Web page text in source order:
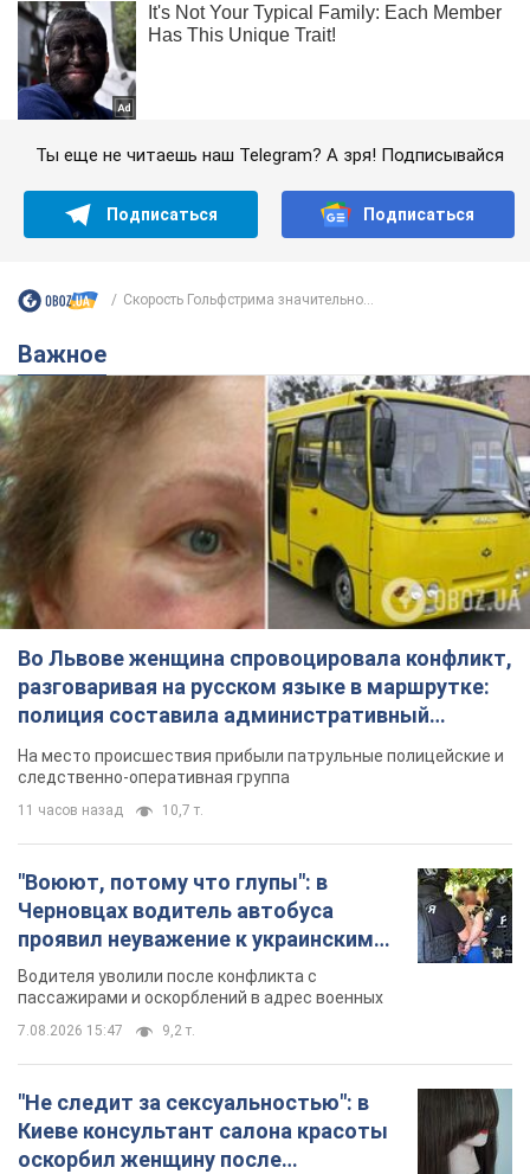
Ты еще не читаешь наш Telegram? А зря! Подписывайся
Подписаться Подписаться
Скорость Гольфстрима значительно...
Важное
Во Львове женщина спровоцировала конфликт,
разговаривая на русском языке в маршрутке:
полиция составила административный
протокол. Видео
На место происшествия прибыли патрульные полицейские и
следственно-оперативная группа
11 часов назад 10,7 т.
"Воюют, потому что глупы": в
Черновцах водитель автобуса
проявил неуважение к украинским
военным и поплатился за это.
Видео
Водителя уволили после конфликта с
пассажирами и оскорблений в адрес военных
7.08.2026 15:47 9,2 т.
"Не следит за сексуальностью": в
Киеве консультант салона красоты
оскорбил женщину после